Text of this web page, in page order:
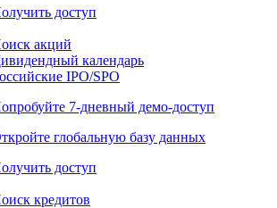
доступ
акций
календарь
IPO/SPO
7-дневный демо-доступ
глобальную базу данных
доступ
кредитов